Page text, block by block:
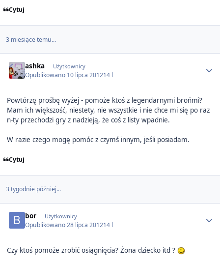
Cytuj
3 miesiące temu...
ashka Użytkownicy
Opublikowano 10 lipca 201214 l
Powtórzę prośbę wyżej - pomoże ktoś z legendarnymi brońmi?
Mam ich większość, niestety, nie wszystkie i nie chce mi się po raz
n-ty przechodzi gry z nadzieją, że coś z listy wpadnie.
W razie czego mogę pomóc z czymś innym, jeśli posiadam.
Cytuj
3 tygodnie później...
bor Użytkownicy
Opublikowano28 lipca 201214 l
Czy ktoś pomoże zrobić osiągnięcia? Żona dziecko itd ?